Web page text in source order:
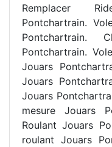
Remplacer
Pontchartrain.
Pontchartrain.
Pontchartrain.
Jouars
Jouars
Jouars
mesure Jouars
Roulant Jouars
roulant Jouars